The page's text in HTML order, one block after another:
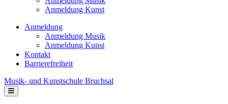
Anmeldung Kunst
Anmeldung
Anmeldung Musik
Anmeldung Kunst
Kontakt
Barrierefreiheit
Musik- und Kunstschule Bruchsal
Navigation